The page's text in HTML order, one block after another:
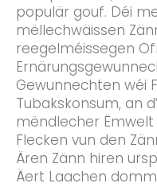
populär gouf. Déi
mëllechwäissen
reegelméissegen
Gewunnechten wéi
Tubakskonsum, an
mëndlecher
Flecken vun den
Ären Zänn hiren
Äert Laachen